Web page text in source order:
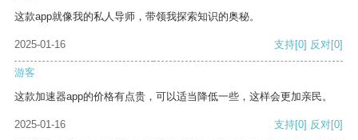
这款app就像我的私人导师，带领我探索知识的奥秘。
2025-01-16 支持[0] 反对[0]
游客
这款加速器app的价格有点贵，可以适当降低一些，这样会更加亲民。
2025-01-16 支持[0] 反对[0]